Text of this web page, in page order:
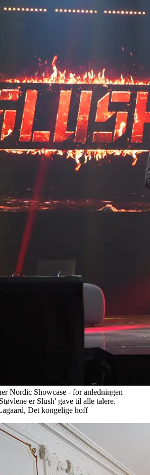
Nordic Showcase - for anledningen
er Slush' gave til alle talere.
Det kongelige hoff